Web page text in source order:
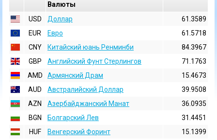
Валюты
USD
Доллар
61.3589
EUR
Евро
61.5718
CNY
Китайский юань Ренминби
84.3967
GBP
Английский Фунт Стерлингов
71.1763
AMD
Армянский Драм
15.4673
AUD
Австралийский Доллар
39.9508
AZN
Азербайджанский Манат
36.0935
BGN
Болгарский Лев
31.4451
HUF
Венгерский Форинт
15.1399